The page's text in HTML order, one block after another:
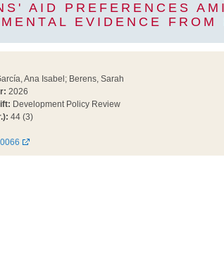
AID PREFERENCES
EVIDENCE FROM
Ana Isabel; Berens, Sarah
2026
Development Policy Review
44 (3)